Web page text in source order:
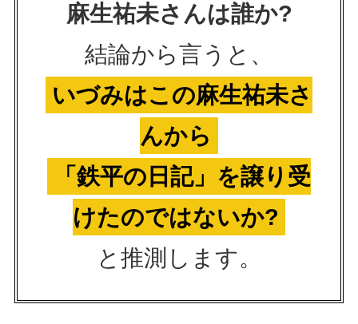
麻生祐未さんは誰か?
結論から言うと、
いづみはこの麻生祐未さ
んから
「鉄平の日記」を譲り受
けたのではないか?
と推測します。